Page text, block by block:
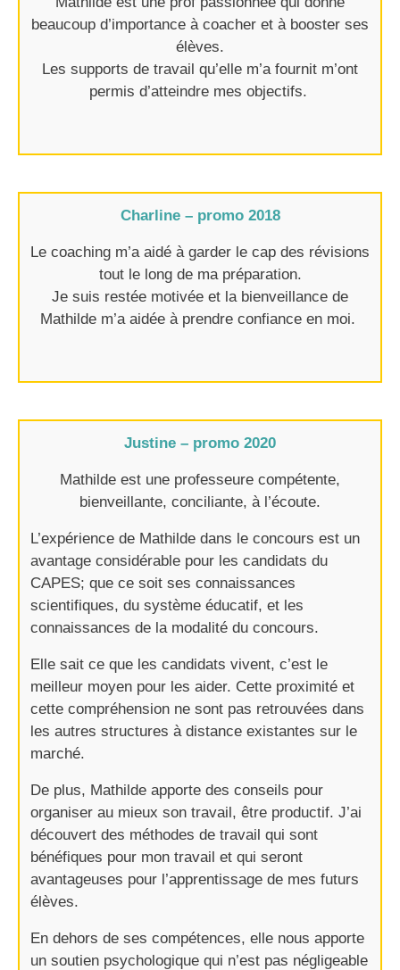
beaucoup d’importance à coacher et à booster ses
élèves.
Les supports de travail qu’elle m’a fournit m’ont
permis d’atteindre mes objectifs. ​
Charline – promo 2018
Le coaching m’a aidé à garder le cap des révisions
tout le long de ma préparation.
Je suis restée motivée et la bienveillance de
Mathilde m’a aidée à prendre confiance en moi. ​
Justine – promo 2020
Mathilde est une professeure compétente,
bienveillante, conciliante, à l’écoute.
L’expérience de Mathilde dans le concours est un
avantage considérable pour les candidats du
CAPES; que ce soit ses connaissances
scientifiques, du système éducatif, et les
connaissances de la modalité du concours.
Elle sait ce que les candidats vivent, c’est le
meilleur moyen pour les aider. Cette proximité et
cette compréhension ne sont pas retrouvées dans
les autres structures à distance existantes sur le
marché.
De plus, Mathilde apporte des conseils pour
organiser au mieux son travail, être productif. J’ai
découvert des méthodes de travail qui sont
bénéfiques pour mon travail et qui seront
avantageuses pour l’apprentissage de mes futurs
élèves.
En dehors de ses compétences, elle nous apporte
un soutien psychologique qui n’est pas négligeable